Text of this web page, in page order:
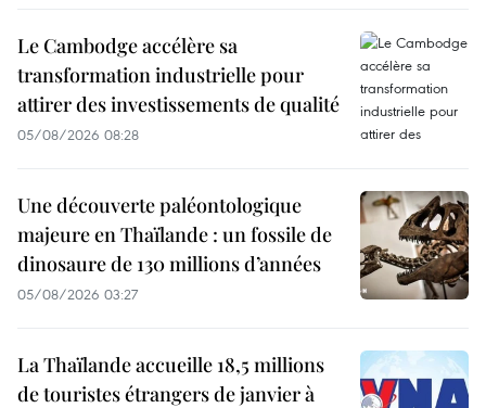
Le Cambodge accélère sa
transformation industrielle pour
attirer des investissements de qualité
05/08/2026 08:28
Une découverte paléontologique
majeure en Thaïlande : un fossile de
dinosaure de 130 millions d’années
05/08/2026 03:27
La Thaïlande accueille 18,5 millions
de touristes étrangers de janvier à